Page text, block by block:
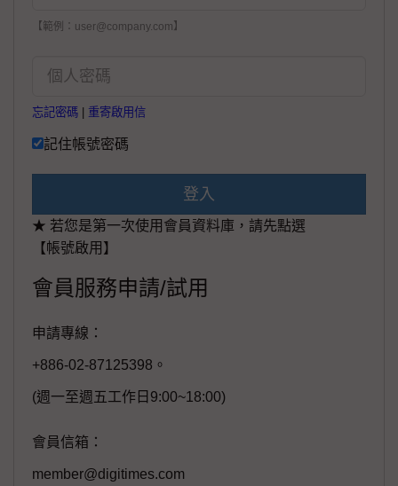
【範例：user@company.com】
忘記密碼 重寄啟用信
記住帳號密碼
登入
★ 若您是第一次使用會員資料庫，請先點選
【帳號啟用】
會員服務申請/試用
申請專線：
+886-02-87125398。
(週一至週五工作日9:00~18:00)
會員信箱：
member@digitimes.com